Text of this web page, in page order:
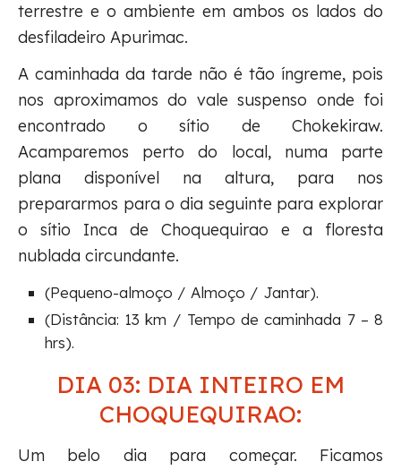
terrestre e o ambiente em ambos os lados do
desfiladeiro Apurimac.
A caminhada da tarde não é tão íngreme, pois
nos aproximamos do vale suspenso onde foi
encontrado o sítio de Chokekiraw.
Acamparemos perto do local, numa parte
plana disponível na altura, para nos
prepararmos para o dia seguinte para explorar
o sítio Inca de Choquequirao e a floresta
nublada circundante.
(Pequeno-almoço / Almoço / Jantar).
(Distância: 13 km / Tempo de caminhada 7 – 8
hrs).
DIA 03: DIA INTEIRO EM
CHOQUEQUIRAO:
Um belo dia para começar. Ficamos